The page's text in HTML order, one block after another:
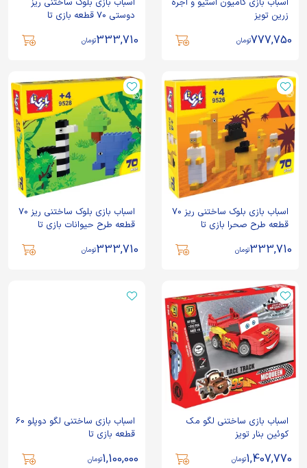
اسباب بازی کامیون استیو و آجره
زرین تویز
777,750تومان
اسباب بازی بلوک ساختنی ریز
دوستی 70 قطعه بازی تا
333,710تومان
اسباب بازی بلوک ساختنی ریز 70
قطعه طرح صحرا بازی تا
333,710تومان
اسباب بازی بلوک ساختنی ریز 70
قطعه طرح حیوانات بازی تا
333,710تومان
اسباب بازی ساختنی لگو مک
کوئین بنار تویز
1,407,770تومان
اسباب بازی ساختنی لگو دوپلو 60
قطعه بازی تا
1,100,000تومان